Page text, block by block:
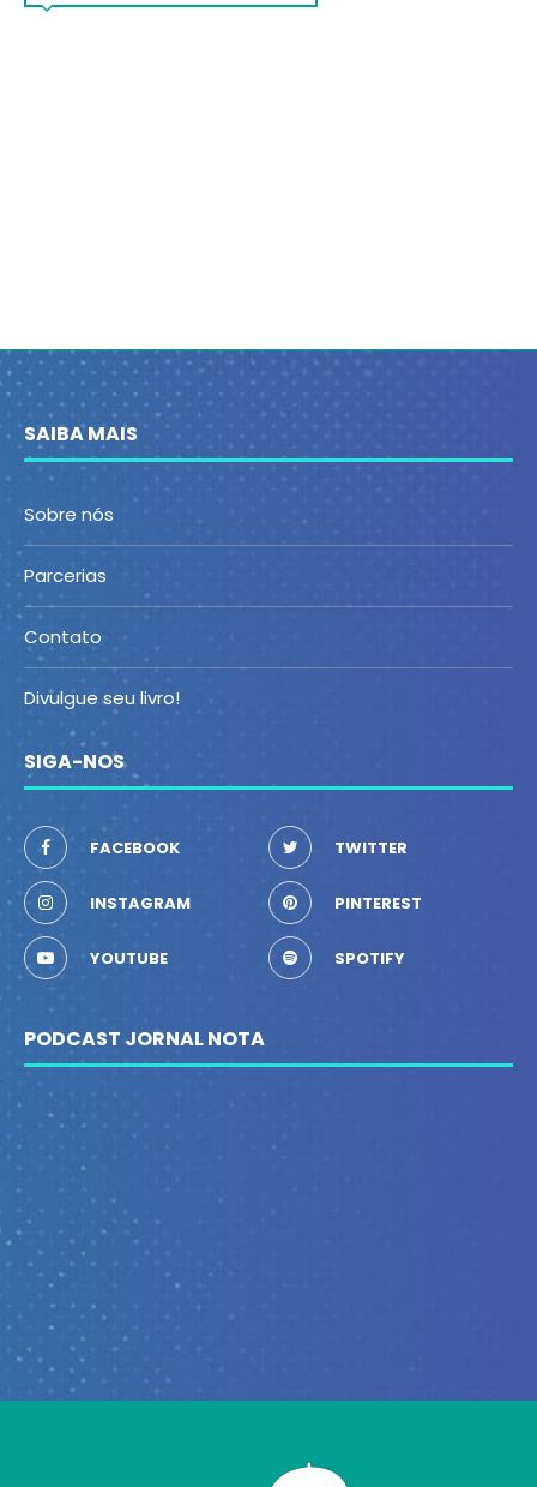
SAIBA MAIS
Sobre nós
Parcerias
Contato
Divulgue seu livro!
SIGA-NOS
FACEBOOK TWITTER
INSTAGRAM PINTEREST
YOUTUBE SPOTIFY
PODCAST JORNAL NOTA